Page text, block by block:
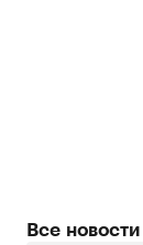
Все новости